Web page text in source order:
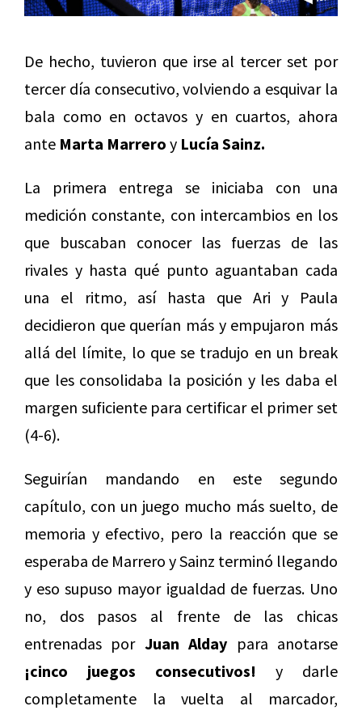
De hecho, tuvieron que irse al tercer set por
tercer día consecutivo, volviendo a esquivar la
bala como en octavos y en cuartos, ahora
ante Marta Marrero y Lucía Sainz.
La primera entrega se iniciaba con una
medición constante, con intercambios en los
que buscaban conocer las fuerzas de las
rivales y hasta qué punto aguantaban cada
una el ritmo, así hasta que Ari y Paula
decidieron que querían más y empujaron más
allá del límite, lo que se tradujo en un break
que les consolidaba la posición y les daba el
margen suficiente para certificar el primer set
(4-6).
Seguirían mandando en este segundo
capítulo, con un juego mucho más suelto, de
memoria y efectivo, pero la reacción que se
esperaba de Marrero y Sainz terminó llegando
y eso supuso mayor igualdad de fuerzas. Uno
no, dos pasos al frente de las chicas
entrenadas por Juan Alday para anotarse
¡cinco juegos consecutivos! y darle
completamente la vuelta al marcador,